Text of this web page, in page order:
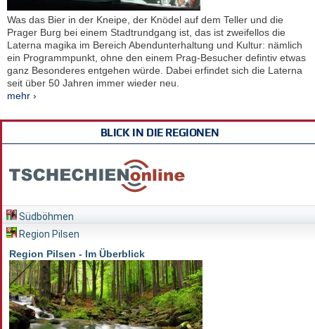
Was das Bier in der Kneipe, der Knödel auf dem Teller und die
Prager Burg bei einem Stadtrundgang ist, das ist zweifellos die
Laterna magika im Bereich Abendunterhaltung und Kultur: nämlich
ein Programmpunkt, ohne den einem Prag-Besucher defintiv etwas
ganz Besonderes entgehen würde. Dabei erfindet sich die Laterna
seit über 50 Jahren immer wieder neu.
mehr ›
BLICK IN DIE REGIONEN
Südböhmen
Region Pilsen
Region Pilsen - Im Überblick